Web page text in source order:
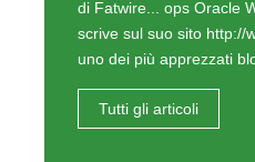
Management secondo
III parte: Il modello dei
Management secondo
II parte: L'architettura interna